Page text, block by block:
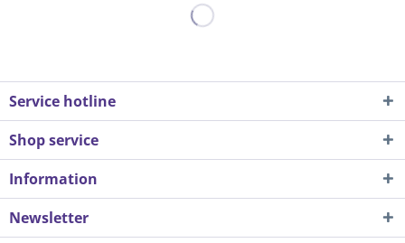
Service hotline
Shop service
Information
Newsletter